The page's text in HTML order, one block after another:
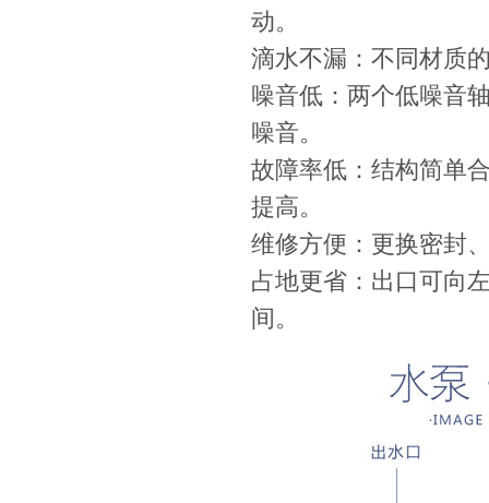
动。
滴水不漏：不同材质
噪音低：两个低噪音
噪音。
故障率低：结构简单
提高。
维修方便：更换密封
占地更省：出口可向
间。